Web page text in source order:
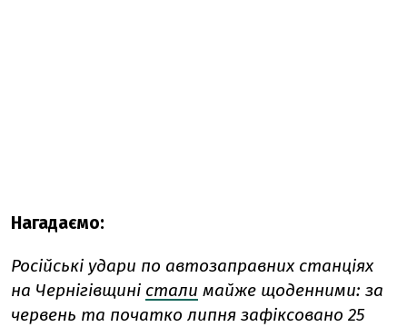
Нагадаємо:
Російські удари по автозаправних станціях
на Чернігівщині стали майже щоденними: за
червень та початко липня зафіксовано 25